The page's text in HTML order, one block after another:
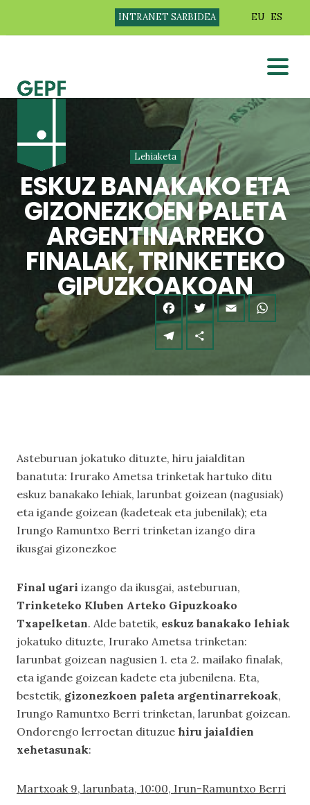
INTRANET SARBIDEA EU ES
Lehiaketa
ESKUZ BANAKAKO ETA
GIZONEZKOEN PALETA
ARGENTINARREKO
FINALAK, TRINKETEKO
GIPUZKOAKOAN
Asteburuan jokatuko dituzte, hiru jaialditan
banatuta: Irurako Ametsa trinketak hartuko ditu
eskuz banakako lehiak, larunbat goizean (nagusiak)
eta igande goizean (kadeteak eta jubenilak); eta
Irungo Ramuntxo Berri trinketan izango dira
ikusgai gizonezkoe
Final ugari izango da ikusgai, asteburuan,
Trinketeko Kluben Arteko Gipuzkoako
Txapelketan. Alde batetik, eskuz banakako lehiak
jokatuko dituzte, Irurako Ametsa trinketan:
larunbat goizean nagusien 1. eta 2. mailako finalak,
eta igande goizean kadete eta jubenilena. Eta,
bestetik, gizonezkoen paleta argentinarrekoak,
Irungo Ramuntxo Berri trinketan, larunbat goizean.
Ondorengo lerroetan dituzue hiru jaialdien
xehetasunak:
Martxoak 9, larunbata, 10:00, Irun-Ramuntxo Berri